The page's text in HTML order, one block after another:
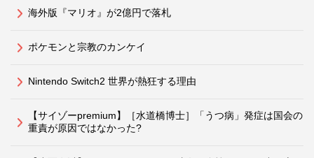
海外版『マリオ』が2億円で落札
ポケモンと宗教のカンケイ
Nintendo Switch2 世界が熱狂する理由
【サイゾーpremium】［水道橋博士］「うつ病」発症は国会の
重責が原因ではなかった?